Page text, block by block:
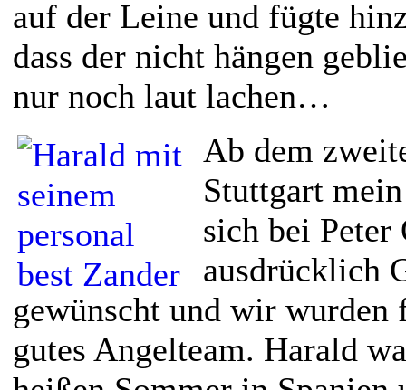
auf der Leine und fügte
dass der nicht hängen
nur noch laut lachen…
Ab dem
Stuttgart
sich bei Peter
ausdrücklich
gewünscht und wir wurden
gutes Angelteam. Harald